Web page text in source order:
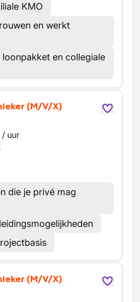
KMO
en werkt
en collegiale
(M/V/X)
/ uur
die je privé mag
(M/V/X)